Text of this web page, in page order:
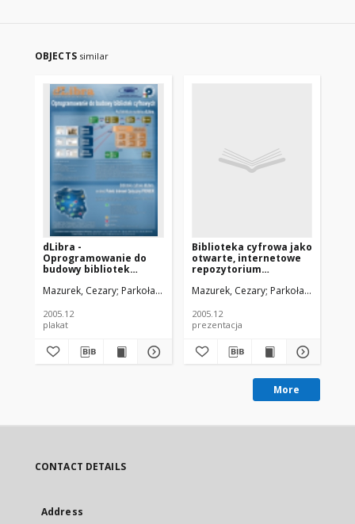
OBJECTS similar
dLibra -
Oprogramowanie do
budowy bibliotek
Mazurek, Cezary Parkoła, Tomasz Heliński, Marcin Werla, Marcin
2005.12
plakat
Biblioteka cyfrowa jako
otwarte, internetowe
repozytorium
Mazurek, Cezary Parkoła, Tomasz
2005.12
prezentacja
More
CONTACT DETAILS
Address